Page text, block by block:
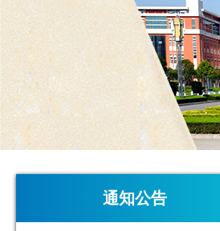
通知公告